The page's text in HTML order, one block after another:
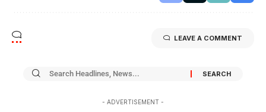
LEAVE A COMMENT
- ADVERTISEMENT -